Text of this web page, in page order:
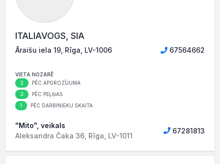
ITALIAVOGS, SIA
Āraišu iela 19, Rīga, LV-1006 67564662
VIETA NOZARĒ
2 PĒC APGROZĪJUMA
3 PĒC PEĻŅAS
1 PĒC DARBINIEKU SKAITA
"Mito", veikals
Aleksandra Čaka 36, Rīga, LV-1011
67281813